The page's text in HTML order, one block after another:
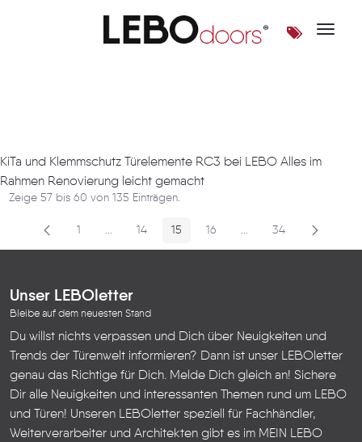
Toggle
KiTa und Klemmschutz Türelemente RC3 bei LEBO Alles im
Rahmen Renovierung leicht gemacht
Zeige 57 bis 60 von 135 Einträgen.
Seite
1 ...Zwischenseiten
Seite
14 Seite
15 Seite
16 ...Zwischenseiten
Seite
34
Unser LEBOletter
Bleibe auf dem neuesten Stand
Du willst nichts verpassen und Dich über Neuigkeiten und
Trends der Türenwelt informieren? Dann ist unser LEBOletter
genau das Richtige für Dich. Melde Dich gleich an! Sichere
Dir alle Neuigkeiten und interessanten Themen rund um LEBO
und Türen! Unseren LEBOletter speziell für Fachhändler,
Weiterverarbeiter und Architekten gibt es im MEIN LEBO